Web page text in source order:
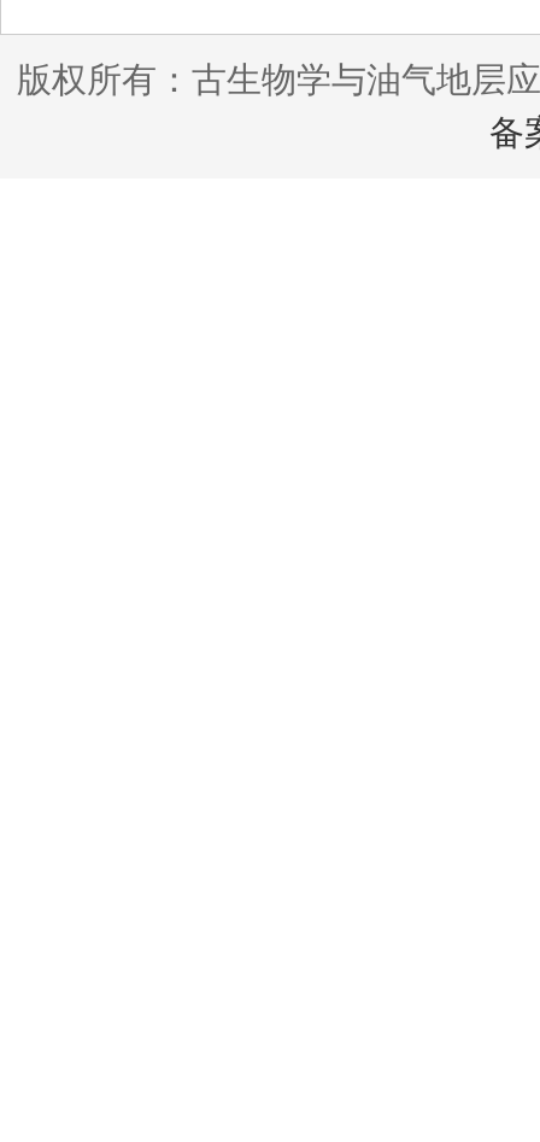
版权所有：古生物学与油气地层
备